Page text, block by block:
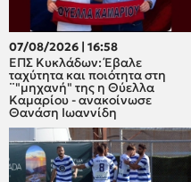
07/08/2026 | 16:58
ΕΠΣ Κυκλάδων: Έβαλε
ταχύτητα και ποιότητα στη
¨"μηχανή" της η Θύελλα
Καμαρίου - ανακοίνωσε
Θανάση Ιωαννίδη